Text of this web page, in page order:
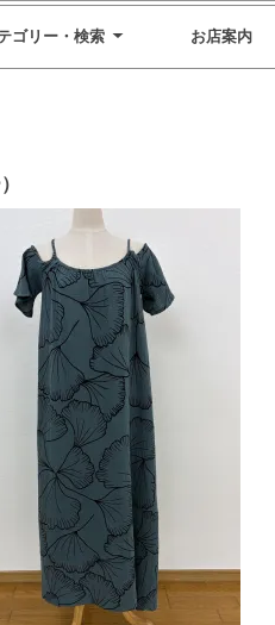
ゴリー・検索 お店案内